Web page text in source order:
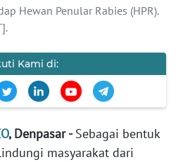
Hewan Penular Rabies (HPR).
Kami di:
, Denpasar -Sebagai bentuk
masyarakat dari